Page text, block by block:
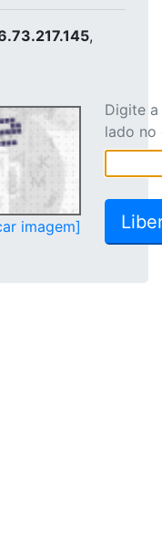
,
imagem]
Digite
lado no